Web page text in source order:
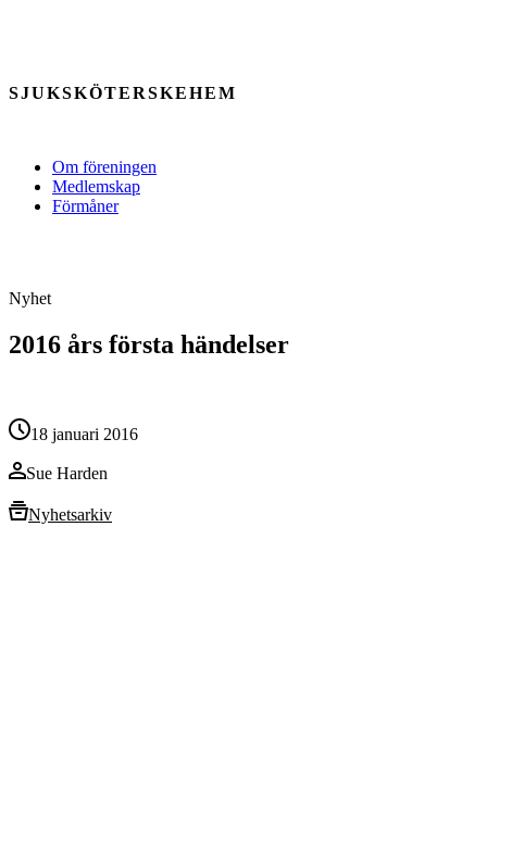
SJUKSKÖTERSKEHEM
Om föreningen
Medlemskap
Förmåner
Nyhet
2016 års första händelser
18 januari 2016
Sue Harden
Nyhetsarkiv